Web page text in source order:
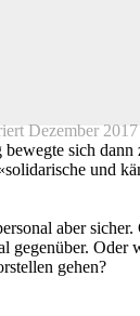
Dezember 2017
sich dann
und
aber sicher.
gegenüber. Oder
gehen?